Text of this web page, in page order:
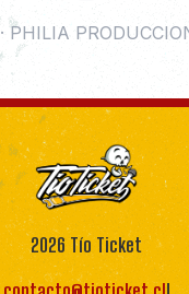
· PHILIA
2026 Tío Ticket